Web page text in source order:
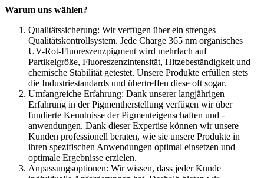
Warum uns wählen?
Qualitätssicherung: Wir verfügen über ein strenges
Qualitätskontrollsystem. Jede Charge 365 nm organisches
UV-Rot-Fluoreszenzpigment wird mehrfach auf
Partikelgröße, Fluoreszenzintensität, Hitzebeständigkeit und
chemische Stabilität getestet. Unsere Produkte erfüllen stets
die Industriestandards und übertreffen diese oft sogar.
Umfangreiche Erfahrung: Dank unserer langjährigen
Erfahrung in der Pigmentherstellung verfügen wir über
fundierte Kenntnisse der Pigmenteigenschaften und -
anwendungen. Dank dieser Expertise können wir unsere
Kunden professionell beraten, wie sie unsere Produkte in
ihren spezifischen Anwendungen optimal einsetzen und
optimale Ergebnisse erzielen.​
Anpassungsoptionen: Wir wissen, dass jeder Kunde